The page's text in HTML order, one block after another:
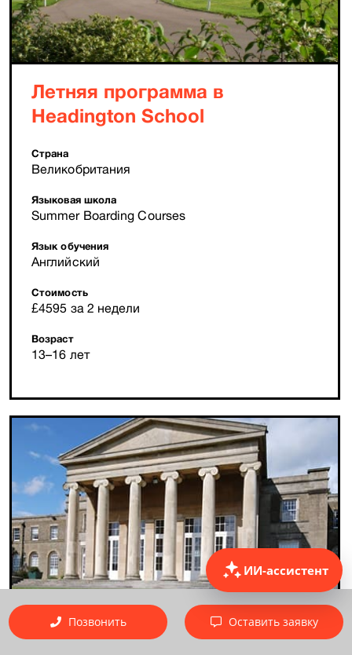
Летняя программа в
Headington School
Страна
Великобритания
Языковая школа
Summer Boarding Courses
Язык обучения
Английский
Стоимость
£4595 за 2 недели
Возраст
13–16 лет
Позвонить Оставить заявку
ИИ-ассистент